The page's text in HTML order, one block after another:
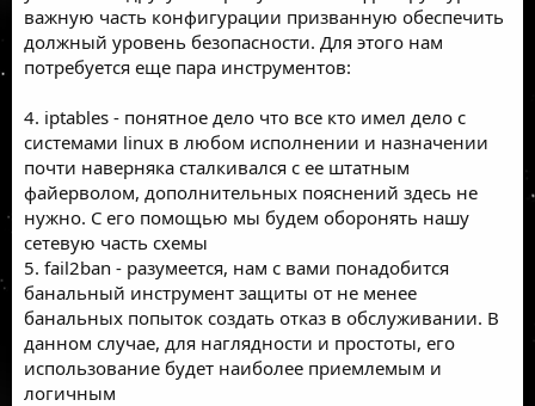
важную часть конфигурации призванную обеспечить
должный уровень безопасности. Для этого нам
потребуется еще пара инструментов:
4. iptables - понятное дело что все кто имел дело с
системами linux в любом исполнении и назначении
почти наверняка сталкивался с ее штатным
файерволом, дополнительных пояснений здесь не
нужно. С его помощью мы будем оборонять нашу
сетевую часть схемы
5. fail2ban - разумеется, нам с вами понадобится
банальный инструмент защиты от не менее
банальных попыток создать отказ в обслуживании. В
данном случае, для наглядности и простоты, его
использование будет наиболее приемлемым и
логичным